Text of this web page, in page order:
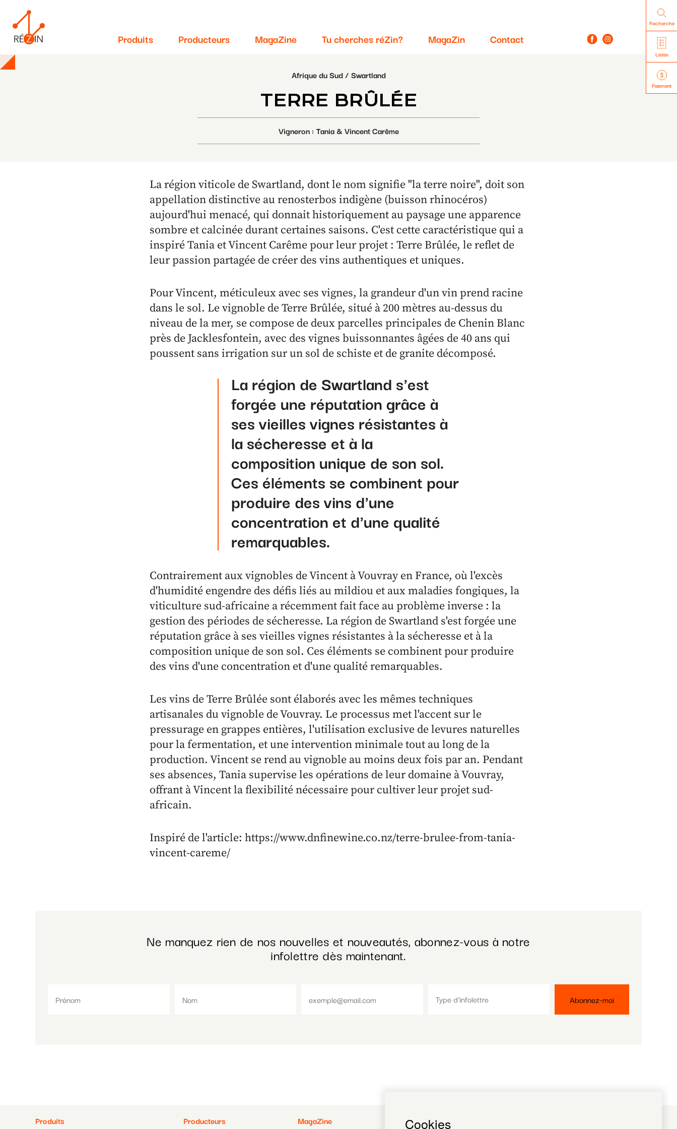
contenu
principal
Produits Producteurs MagaZine Tu cherches réZin? MagaZin Contact
Recherche
Listes
Paiement
Cookies
Afrique du Sud Swartland
TERRE BRÛLÉE
Vigneron Tania & Vincent Carême
La région viticole de Swartland, dont le nom signifie "la terre noire", doit son
appellation distinctive au renosterbos indigène (buisson rhinocéros)
aujourd'hui menacé, qui donnait historiquement au paysage une apparence
sombre et calcinée durant certaines saisons. C'est cette caractéristique qui a
inspiré Tania et Vincent Carême pour leur projet : Terre Brûlée, le reflet de
leur passion partagée de créer des vins authentiques et uniques.
Pour Vincent, méticuleux avec ses vignes, la grandeur d'un vin prend racine
dans le sol. Le vignoble de Terre Brûlée, situé à 200 mètres au-dessus du
niveau de la mer, se compose de deux parcelles principales de Chenin Blanc
près de Jacklesfontein, avec des vignes buissonnantes âgées de 40 ans qui
poussent sans irrigation sur un sol de schiste et de granite décomposé.
La région de Swartland s'est
forgée une réputation grâce à
ses vieilles vignes résistantes à
la sécheresse et à la
composition unique de son sol.
Ces éléments se combinent pour
produire des vins d'une
concentration et d'une qualité
remarquables.
Contrairement aux vignobles de Vincent à Vouvray en France, où l'excès
d'humidité engendre des défis liés au mildiou et aux maladies fongiques, la
viticulture sud-africaine a récemment fait face au problème inverse : la
gestion des périodes de sécheresse. La région de Swartland s'est forgée une
réputation grâce à ses vieilles vignes résistantes à la sécheresse et à la
composition unique de son sol. Ces éléments se combinent pour produire
des vins d'une concentration et d'une qualité remarquables.
Les vins de Terre Brûlée sont élaborés avec les mêmes techniques
artisanales du vignoble de Vouvray. Le processus met l'accent sur le
pressurage en grappes entières, l'utilisation exclusive de levures naturelles
pour la fermentation, et une intervention minimale tout au long de la
production. Vincent se rend au vignoble au moins deux fois par an. Pendant
ses absences, Tania supervise les opérations de leur domaine à Vouvray,
offrant à Vincent la flexibilité nécessaire pour cultiver leur projet sud-
africain.
Inspiré de l'article: https://www.dnfinewine.co.nz/terre-brulee-from-tania-
vincent-careme/
Ne manquez rien de nos nouvelles et nouveautés, abonnez-vous à notre
infolettre dès maintenant.
Produits
Producteurs MagaZine Payer